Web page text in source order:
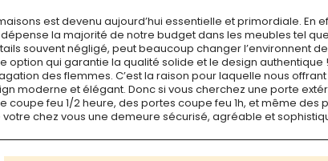
est devenu aujourd’hui essentielle et primordiale.
la majorité de notre budget dans les meubles tel
souvent négligé, peut beaucoup changer l’environnent
option qui garantie la qualité solide et le design
des flemmes. C’est la raison pour laquelle nous
moderne et élégant. Donc si vous cherchez une porte
feu 1/2 heure, des portes coupe feu 1h, et même
chez vous une demeure sécurisé, agréable et